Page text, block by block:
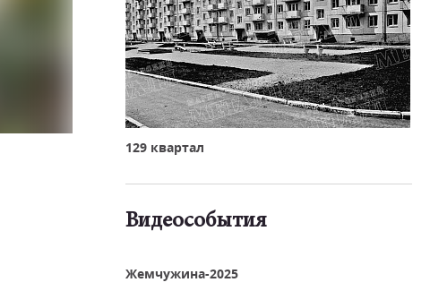
129 квартал
Видеособытия
Жемчужина-2025